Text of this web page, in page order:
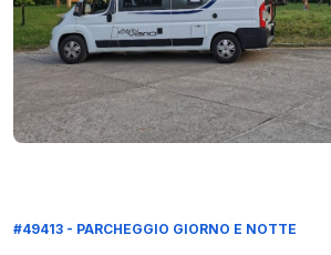
#49413 - PARCHEGGIO GIORNO E NOTTE